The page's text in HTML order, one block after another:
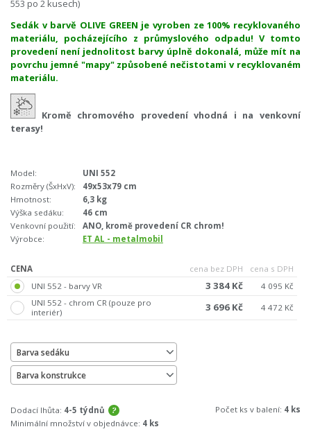
553 po 2 kusech)
Sedák v barvě OLIVE GREEN je vyroben ze 100% recyklovaného
materiálu, pocházejícího z průmyslového odpadu! V tomto
provedení není jednolitost barvy úplně dokonalá, může mít na
povrchu jemné "mapy" způsobené nečistotami v recyklovaném
materiálu.
Kromě chromového provedení vhodná i na venkovní
terasy!
Model:
UNI 552
Rozměry (ŠxHxV):
49x53x79 cm
Hmotnost:
6,3 kg
Výška sedáku:
46 cm
Venkovní použití:
ANO, kromě provedení CR chrom!
Výrobce:
ET AL - metalmobil
CENA cena bez DPH
cena s DPH
UNI 552 - barvy VR
3 384 Kč
4 095 Kč
UNI 552 - chrom CR (pouze pro
interiér)
3 696 Kč 4 472 Kč
Barva sedáku
Barva konstrukce
Dodací lhůta: 4-5 týdnů Počet ks v balení: 4 ks
Minimální množství v objednávce: 4 ks